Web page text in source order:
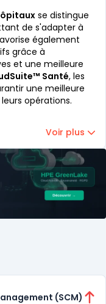
se distingue
de s'adapter à
également
grâce à
et une meilleure
Santé, les
une meilleure
opérations.
Voir plus
(SCM)